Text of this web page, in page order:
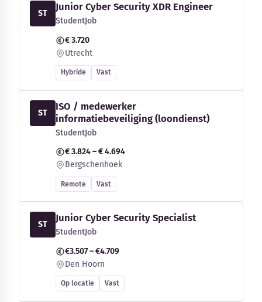
ST
Junior Cyber Security XDR Engineer
StudentJob
€ 3.720
Utrecht
Hybride Vast
ST
ISO / medewerker
informatiebeveiliging (loondienst)
StudentJob
€ 3.824 – € 4.694
Bergschenhoek
Remote Vast
ST
Junior Cyber Security Specialist
StudentJob
€3.507 – €4.709
Den Hoorn
Op locatie Vast